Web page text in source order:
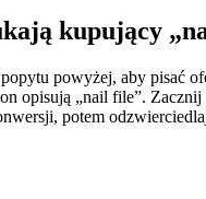
kupujący
powyżej, aby pisać
opisują „nail file”.
potem